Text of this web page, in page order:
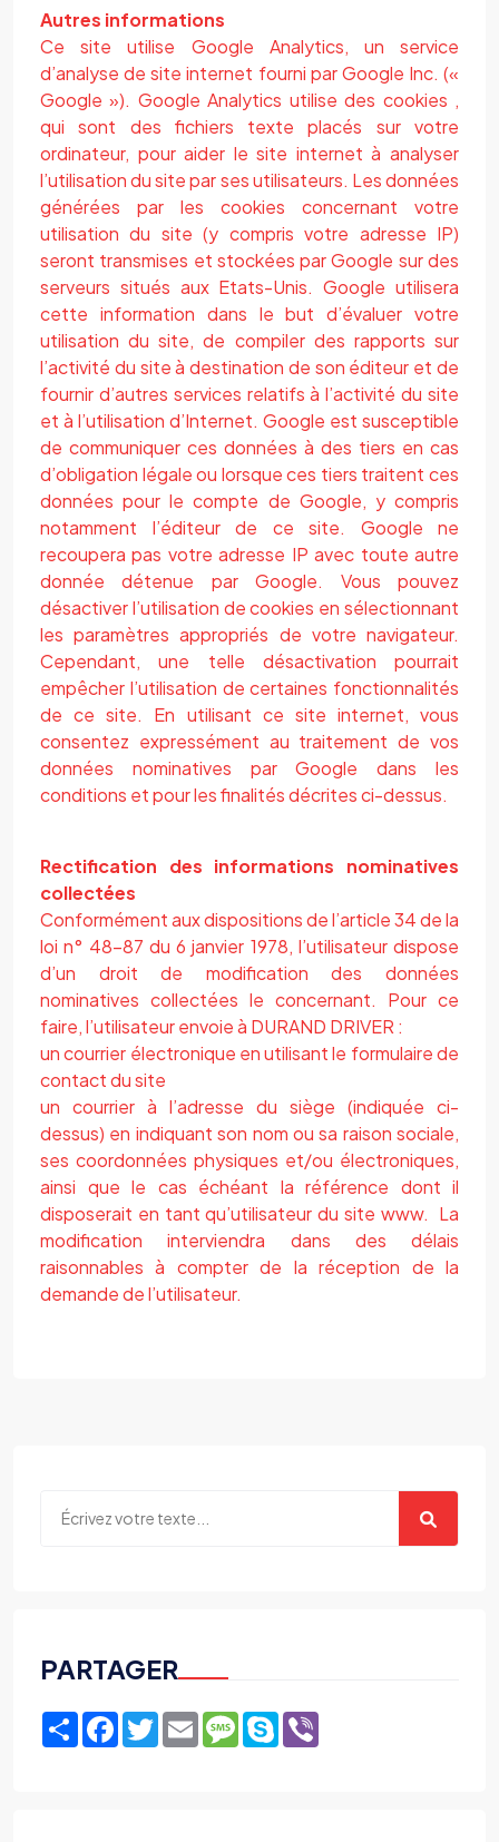
Autres informations
Ce site utilise Google Analytics, un service
d’analyse de site internet fourni par Google Inc. («
Google »). Google Analytics utilise des cookies ,
qui sont des fichiers texte placés sur votre
ordinateur, pour aider le site internet à analyser
l’utilisation du site par ses utilisateurs. Les données
générées par les cookies concernant votre
utilisation du site (y compris votre adresse IP)
seront transmises et stockées par Google sur des
serveurs situés aux Etats-Unis. Google utilisera
cette information dans le but d’évaluer votre
utilisation du site, de compiler des rapports sur
l’activité du site à destination de son éditeur et de
fournir d’autres services relatifs à l’activité du site
et à l’utilisation d’Internet. Google est susceptible
de communiquer ces données à des tiers en cas
d’obligation légale ou lorsque ces tiers traitent ces
données pour le compte de Google, y compris
notamment l’éditeur de ce site. Google ne
recoupera pas votre adresse IP avec toute autre
donnée détenue par Google. Vous pouvez
désactiver l’utilisation de cookies en sélectionnant
les paramètres appropriés de votre navigateur.
Cependant, une telle désactivation pourrait
empêcher l’utilisation de certaines fonctionnalités
de ce site. En utilisant ce site internet, vous
consentez expressément au traitement de vos
données nominatives par Google dans les
conditions et pour les finalités décrites ci-dessus.
Rectification des informations nominatives
collectées
Conformément aux dispositions de l’article 34 de la
loi n° 48-87 du 6 janvier 1978, l’utilisateur dispose
d’un droit de modification des données
nominatives collectées le concernant. Pour ce
faire, l’utilisateur envoie à DURAND DRIVER :
un courrier électronique en utilisant le formulaire de
contact du site
un courrier à l’adresse du siège (indiquée ci-
dessus) en indiquant son nom ou sa raison sociale,
ses coordonnées physiques et/ou électroniques,
ainsi que le cas échéant la référence dont il
disposerait en tant qu’utilisateur du site www. La
modification interviendra dans des délais
raisonnables à compter de la réception de la
demande de l’utilisateur.
PARTAGER
ShareFacebook
TwitterEmailMessage
Skype